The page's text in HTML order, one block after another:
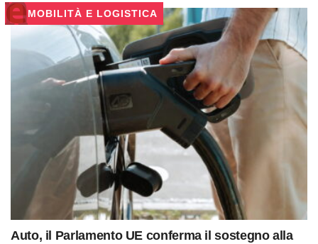
MOBILITÀ E LOGISTICA
Auto, il Parlamento UE conferma il sostegno alla